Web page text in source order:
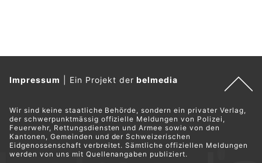
Impressum Ein Projekt derbelmedia
Wir sind keine staatliche Behörde, sondern ein privater Verlag,
der schwerpunktmässig offizielle Meldungen von Polizei,
Feuerwehr, Rettungsdiensten und Armee sowie von den
Kantonen, Gemeinden und der Schweizerischen
Eidgenossenschaft verbreitet. Sämtliche offiziellen Meldungen
werden von uns mit Quellenangaben publiziert.